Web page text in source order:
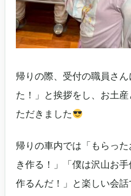
帰りの際、受付の職員さ
た！」と挨拶をし、お土
ただきました
帰りの車内では「もらっ
き作る！」「僕は沢山お
作るんだ！」と楽しい会